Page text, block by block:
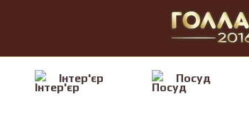
Iнтер'єр Посуд